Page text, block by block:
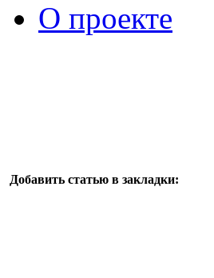
О проекте
Добавить статью в закладки: